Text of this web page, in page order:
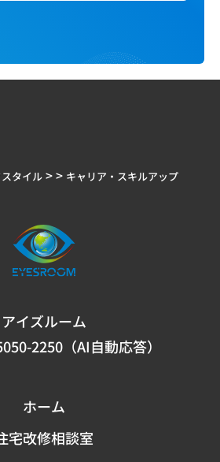
タイル > > キャリア・スキルアップ
アイズルーム
2250（AI自動応答）
ホーム
宅改修相談室